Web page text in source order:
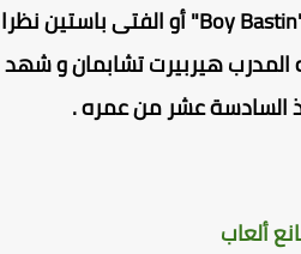
صريح ، و لقب قي فترته ب "Boy Bastin" أو الفتى باستين نظرا
هيربيرت تشابمان و شهد
السادسة عشر من عمره .
ألعاب